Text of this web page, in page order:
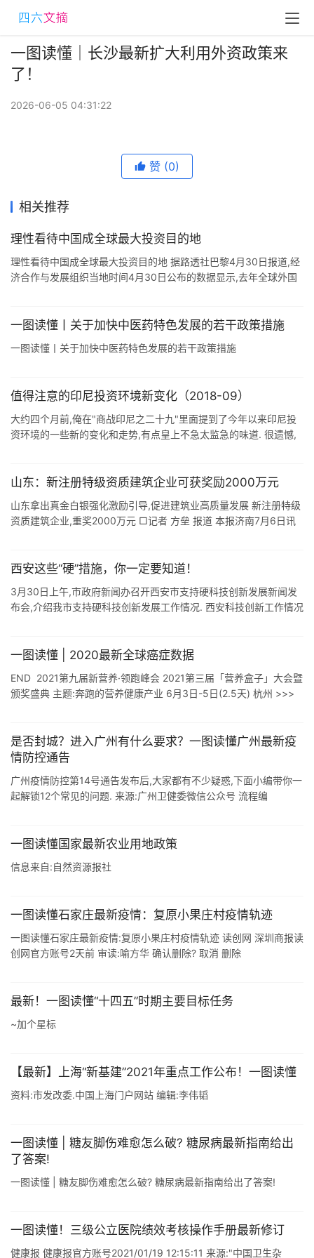
一图读懂｜长沙最新扩大利用外资政策来
了！
2026-06-05 04:31:22
赞 (0)
相关推荐
理性看待中国成全球最大投资目的地
理性看待中国成全球最大投资目的地 据路透社巴黎4月30日报道,经
济合作与发展组织当地时间4月30日公布的数据显示,去年全球外国
一图读懂丨关于加快中医药特色发展的若干政策措施
一图读懂丨关于加快中医药特色发展的若干政策措施
值得注意的印尼投资环境新变化（2018-09）
大约四个月前,俺在"商战印尼之二十九"里面提到了今年以来印尼投
资环境的一些新的变化和走势,有点皇上不急太监急的味道. 很遗憾,
山东：新注册特级资质建筑企业可获奖励2000万元
山东拿出真金白银强化激励引导,促进建筑业高质量发展 新注册特级
资质建筑企业,重奖2000万元 □记者 方垒 报道 本报济南7月6日讯
西安这些“硬”措施，你一定要知道！
3月30日上午,市政府新闻办召开西安市支持硬科技创新发展新闻发
布会,介绍我市支持硬科技创新发展工作情况. 西安科技创新工作情况
一图读懂 | 2020最新全球癌症数据
END 2021第九届新营养·领跑峰会 2021第三届「营养盒子」大会暨
颁奖盛典 主题:奔跑的营养健康产业 6月3日-5日(2.5天) 杭州 >>>
是否封城？进入广州有什么要求？一图读懂广州最新疫
情防控通告
广州疫情防控第14号通告发布后,大家都有不少疑惑,下面小编带你一
起解锁12个常见的问题. 来源:广州卫健委微信公众号 流程编
一图读懂国家最新农业用地政策
信息来自:自然资源报社
一图读懂石家庄最新疫情：复原小果庄村疫情轨迹
一图读懂石家庄最新疫情:复原小果庄村疫情轨迹 读创网 深圳商报读
创网官方账号2天前 审读:喻方华 确认删除? 取消 删除
最新！一图读懂“十四五”时期主要目标任务
~加个星标
【最新】上海“新基建”2021年重点工作公布！一图读懂
资料:市发改委.中国上海门户网站 编辑:李伟韬
一图读懂 | 糖友脚伤难愈怎么破? 糖尿病最新指南给出
了答案!
一图读懂 | 糖友脚伤难愈怎么破? 糖尿病最新指南给出了答案!
一图读懂！三级公立医院绩效考核操作手册最新修订
健康报 健康报官方账号2021/01/19 12:15:11 来源:"中国卫生杂